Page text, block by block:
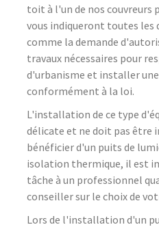
toit à l'un de nos couvreurs
vous indiqueront toutes les
comme la demande
travaux nécessaires pour
d'urbanisme et installer
conformément à la loi.
L'installation de ce type
délicate et ne doit pas être
bénéficier d'un puits de
isolation thermique, il est
tâche à un professionnel
conseiller sur le choix de
Lors de l'installation d'un